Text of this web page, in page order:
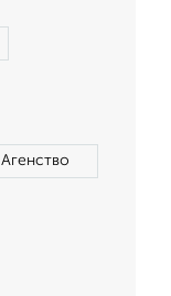
Агенство